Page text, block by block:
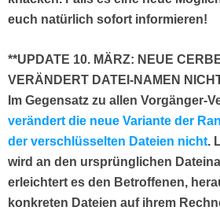
euch natürlich sofort informieren!
**UPDATE 10. MÄRZ: NEUE
VERÄNDERT DATEI-NAMEN
Im Gegensatz zu allen Vorgänger-
verändert die neue Variante der
der verschlüsselten Dateien nicht.
wird an den ursprünglichen
erleichtert es den Betroffenen,
konkreten Dateien auf ihrem